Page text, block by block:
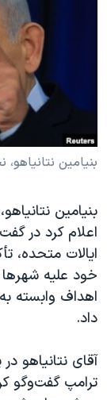
فرهنگ و زندگی
حقوق شهروندی
علم و فناوری
اسرائیل در جنگ
گالری عکس
انتخابات ریاست
حمله جمهوری
رمز مهسا
ورزش زنان در
اعتراضات زن،
تریبونال مردمی
دادگاه حمید نوری
چهل سال
قانون شفافیت
اسرائیل در جنگ
نرگس محمدی
زبانهای
بنیامین
اعلام کرد در
ایالات متحده،
خود علیه شهرها
اهداف وابسته
داد.
آقای نتانیاهو
ترامپ گفت‌وگو